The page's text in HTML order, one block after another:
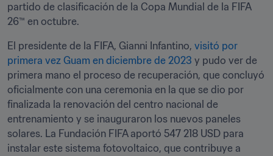
partido de clasificación de la Copa Mundial de la FIFA
26™ en octubre.
El presidente de la FIFA, Gianni Infantino, visitó por
primera vez Guam en diciembre de 2023 y pudo ver de
primera mano el proceso de recuperación, que concluyó
oficialmente con una ceremonia en la que se dio por
finalizada la renovación del centro nacional de
entrenamiento y se inauguraron los nuevos paneles
solares. La Fundación FIFA aportó 547 218 USD para
instalar este sistema fotovoltaico, que contribuye a